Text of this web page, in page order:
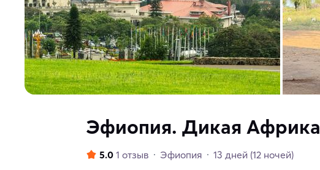
Эфиопия. Дикая Африка
5.0 1 отзыв Эфиопия 13 дней (12 ночей)